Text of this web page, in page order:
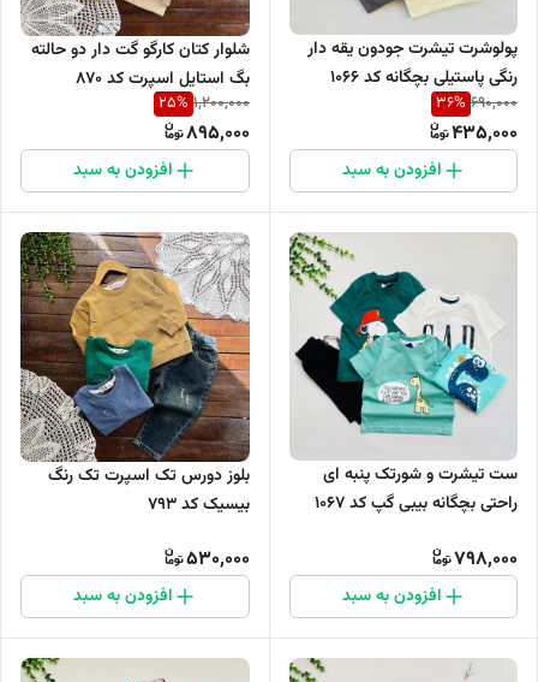
پولوشرت تیشرت جودون یقه دار
رنگی پاستیلی بچگانه کد 1066
690,000
36%
435,000
افزودن به سبد
شلوار کتان کارگو گت دار دو حالته
بگ استایل اسپرت کد ۸۷۰
1,200,000
25%
895,000
افزودن به سبد
ست تیشرت و شورتک پنبه ای
راحتی بچگانه بیبی گپ کد 1067
798,000
افزودن به سبد
بلوز دورس تک اسپرت تک رنگ
بیسیک کد 793
530,000
افزودن به سبد